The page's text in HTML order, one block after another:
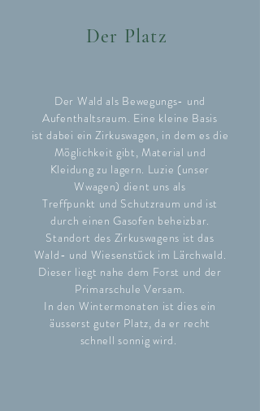
Der Platz
Der Wald als Bewegungs- und
Aufenthaltsraum. Eine kleine Basis
ist dabei ein Zirkuswagen, in dem es die
Möglichkeit gibt, Material und
Kleidung zu lagern. Luzie (unser
Wwagen) dient uns als
Treffpunkt und Schutzraum und ist
durch einen Gasofen beheizbar.
Standort des Zirkuswagens ist das
Wald- und Wiesenstück im Lärchwald.
Dieser liegt nahe dem Forst und der
Primarschule Versam.
In den Wintermonaten ist dies ein
äusserst guter Platz, da er recht
schnell sonnig wird.